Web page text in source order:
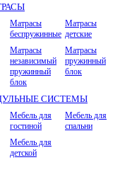
Матрасы
беспружинные
Матрасы
детские
Матрасы
независимый
пружинный
блок
Матрасы
пружинный
блок
СИСТЕМЫ
Мебель для
гостиной
Мебель для
спальни
Мебель для
детской